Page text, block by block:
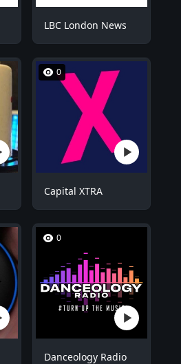
LBC London News
0
Capital XTRA
0
Danceology Radio